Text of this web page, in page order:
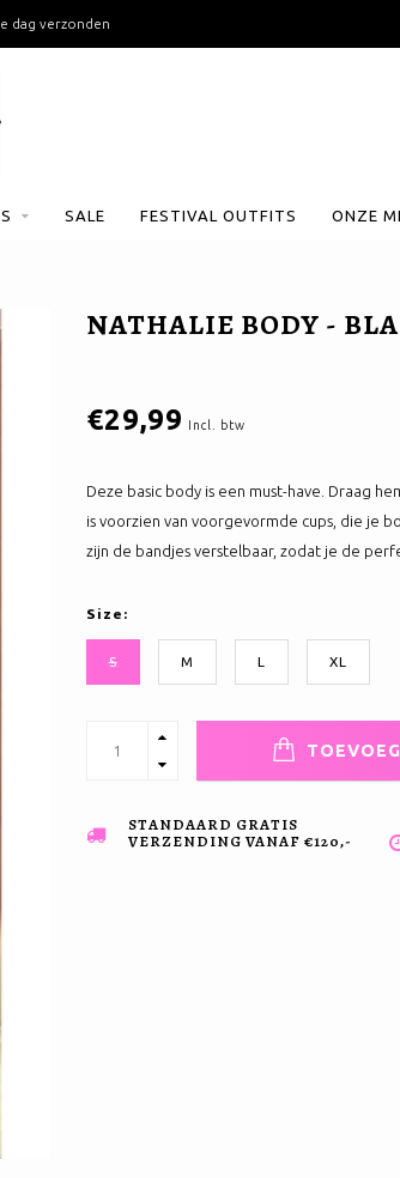
dag verzonden
SALE FESTIVAL OUTFITS ONZE
NATHALIE BODY -
€29,99 Incl. btw
Deze basic body is een must-have. Draag
is voorzien van voorgevormde cups, die je
zijn de bandjes verstelbaar, zodat je de
Size:
S M L XL
STANDAARD GRATIS
VERZENDING VANAF €120,-